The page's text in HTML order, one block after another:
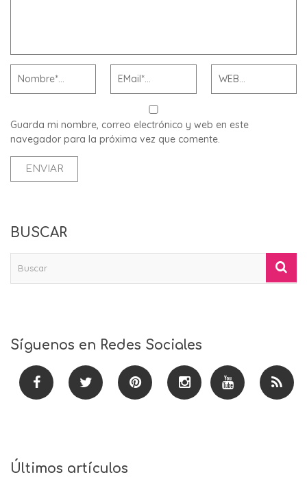
Guarda mi nombre, correo electrónico y web en este
navegador para la próxima vez que comente.
BUSCAR
Síguenos en Redes Sociales
Últimos artículos